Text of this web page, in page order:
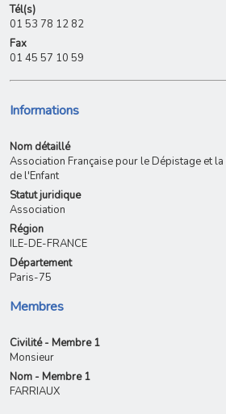
Tél(s)
01 53 78 12 82
Fax
01 45 57 10 59
Informations
Nom détaillé
Association Française pour le Dépistage et
de l'Enfant
Statut juridique
Association
Région
ILE-DE-FRANCE
Département
Paris-75
Membres
Civilité - Membre 1
Monsieur
Nom - Membre 1
FARRIAUX